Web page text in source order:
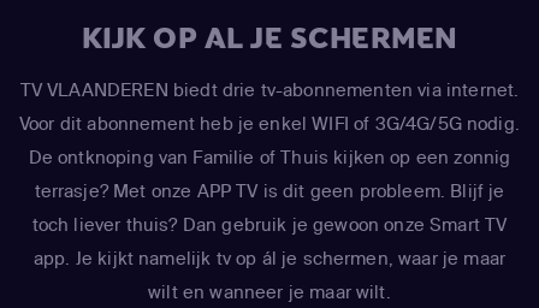
KIJK OP AL JE SCHERMEN
TV VLAANDEREN biedt drie tv-abonnementen via internet.
Voor dit abonnement heb je enkel WIFI of 3G/4G/5G nodig.
De ontknoping van Familie of Thuis kijken op een zonnig
terrasje? Met onze APP TV is dit geen probleem. Blijf je
toch liever thuis? Dan gebruik je gewoon onze Smart TV
app. Je kijkt namelijk tv op ál je schermen, waar je maar
wilt en wanneer je maar wilt.